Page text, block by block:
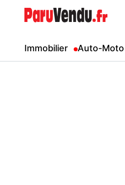
Immobilier Auto-Moto